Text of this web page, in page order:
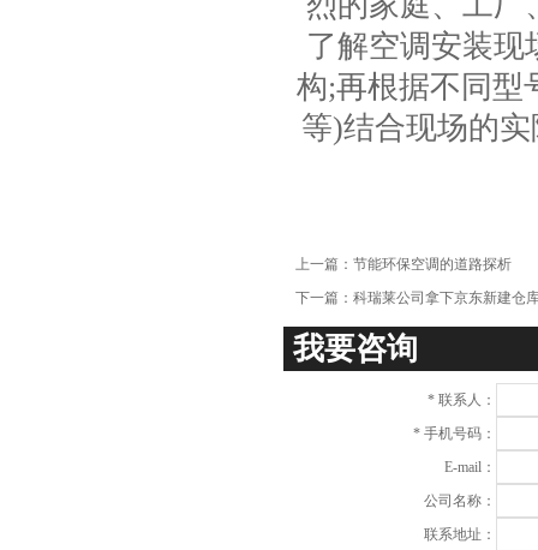
了解空调安装
构;再根据不同型
等)结合现场的
上一篇： 节能环保空调的道路探析
下一篇： 科瑞莱公司拿下京东新建仓
我要咨询
* 联系人：
* 手机号码：
E-mail：
公司名称：
联系地址：